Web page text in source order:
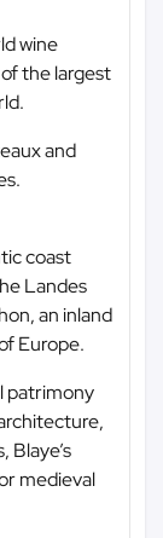
wine
the largest
and
coast
Landes
an inland
Europe.
patrimony
medieval